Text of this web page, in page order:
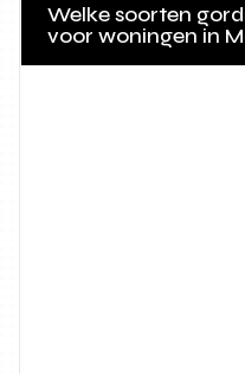
Welke soorten
voor woningen in